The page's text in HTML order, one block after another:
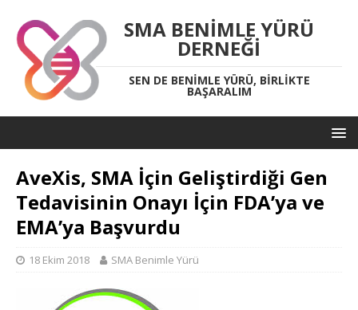
SMA BENIMLE YÜRÜ
DERNEĞI
SEN DE BENIMLE YÜRÜ, BIRLIKTE
BAŞARALIM
AveXis, SMA İçin Geliştirdiği Gen
Tedavisinin Onayı İçin FDA’ya ve
EMA’ya Başvurdu
18 Ekim 2018 SMA Benimle Yürü